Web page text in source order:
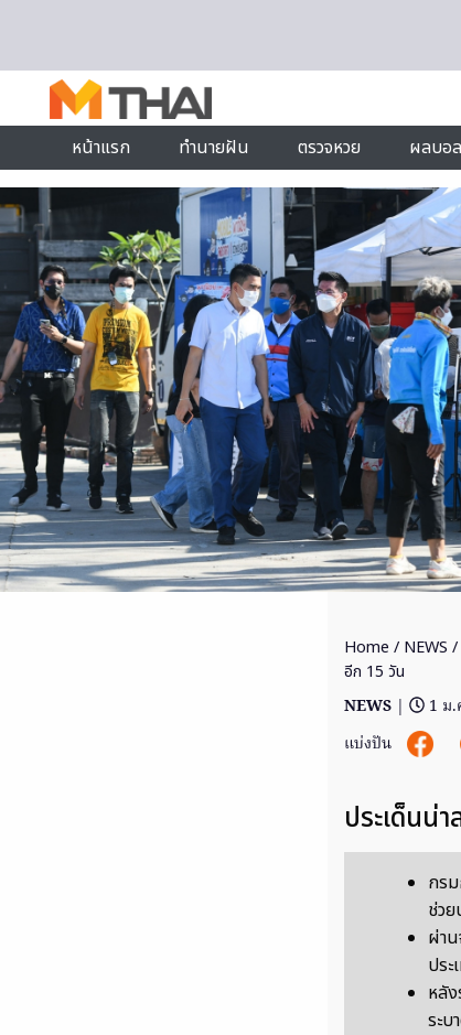
หน้าแรก
ทำนายฝัน ตรวจหวย ผลบอล
Home / NEWS /
อีก 15 วัน
NEWS |
1 ม
แบ่งปัน
ประเด็นน่า
กร
ช่ว
ผ่า
ประ
หลั
ระบ